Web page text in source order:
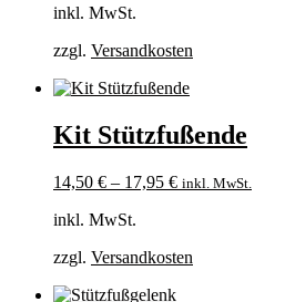
inkl. MwSt.
zzgl. Versandkosten
Kit Stützfußende
14,50 € – 17,95 € inkl. MwSt.
inkl. MwSt.
zzgl. Versandkosten